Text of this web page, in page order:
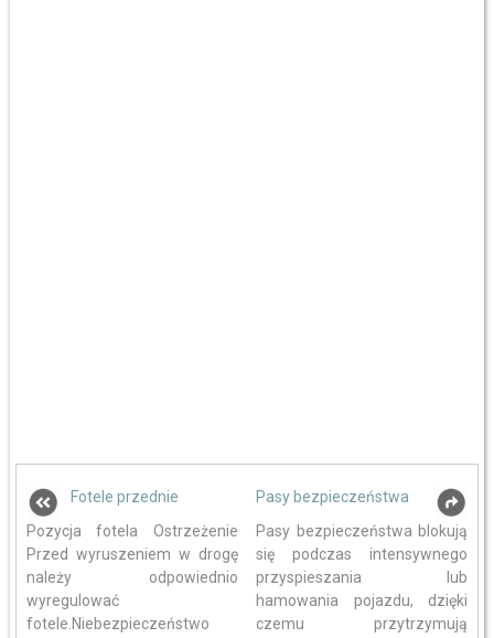
Fotele przednie
Pozycja fotela Ostrzeżenie
Przed wyruszeniem w drogę
należy odpowiednio
wyregulować
fotele.Niebezpieczeństwo
Pasy bezpieczeństwa
Pasy bezpieczeństwa blokują
się podczas intensywnego
przyspieszania lub
hamowania pojazdu, dzięki
czemu przytrzymują